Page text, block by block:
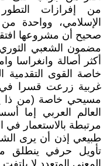
من إفرازات التطور
الإسلامي، وواحدة من
صحيح أن مشروعها
مضمون الشعبي
أكثر أصالة وانغراسا
خاصة القوى التقدمية
غربية زرعت قسرا في
مسيحي خاصة (من ذا
العالم العربي إما
مرتبطة بالاستعمار في
طبيعي إذن أن يرى
تأويل حرفي ينطلق